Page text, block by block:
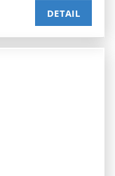
DETAIL